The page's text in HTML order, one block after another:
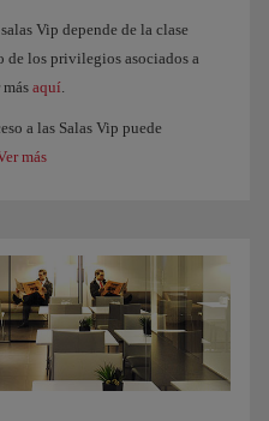
Vip depende de la clase
de los privilegios asociados a
aquí
a las Salas Vip puede
más